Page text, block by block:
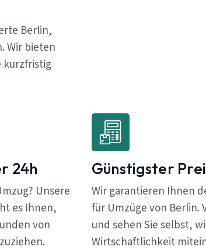
Berlin,
Wir bieten
kurzfristig
24h
Unsere
es Ihnen,
von
Günstigster
Wir garantieren Ihnen
für Umzüge von Berlin.
und sehen Sie selbst,
Wirtschaftlichkeit